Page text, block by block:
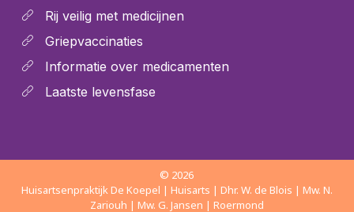
Rij veilig met medicijnen
Griepvaccinaties
Informatie over medicamenten
Laatste levensfase
© 2026
Huisartsenpraktijk De Koepel | Huisarts | Dhr. W. de Blois | Mw. N.
Zariouh | Mw. G. Jansen | Roermond